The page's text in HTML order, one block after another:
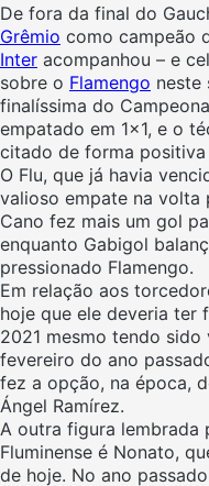
De fora da final do
Grêmio como campeão
Inter acompanhou – e
sobre o Flamengo neste
finalíssima do
empatado em 1×1, e o
citado de forma
O Flu, que já havia
valioso empate na volta
Cano fez mais um gol
enquanto Gabigol
pressionado Flamengo.
Em relação aos
hoje que ele deveria ter
2021 mesmo tendo
fevereiro do ano
fez a opção, na época,
Ángel Ramírez.
A outra figura
Fluminense é Nonato,
de hoje. No ano